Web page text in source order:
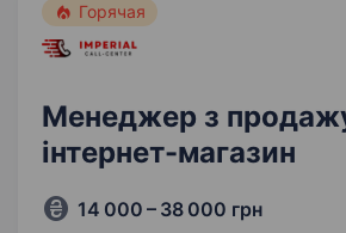
Горячая
Менеджер з
інтернет-магазин
14 000 – 38 000 грн